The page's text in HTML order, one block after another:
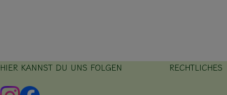
HIER KANNST DU UNS FOLGEN
Externer Link zu https://www.instagram.com/hofbauernhof/
Externer Link zu https://www.facebook.com/farmfarmersfarm
RECHTLICHES